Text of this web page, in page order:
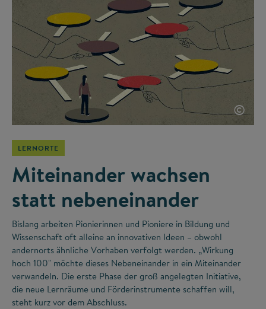
©
LERNORTE
Miteinander wachsen
statt nebeneinander
Bislang arbeiten Pionierinnen und Pioniere in Bildung und
Wissenschaft oft alleine an innovativen Ideen – obwohl
andernorts ähnliche Vorhaben verfolgt werden. „Wirkung
hoch 100" möchte dieses Nebeneinander in ein Miteinander
verwandeln. Die erste Phase der groß angelegten Initiative,
die neue Lernräume und Förderinstrumente schaffen will,
steht kurz vor dem Abschluss.